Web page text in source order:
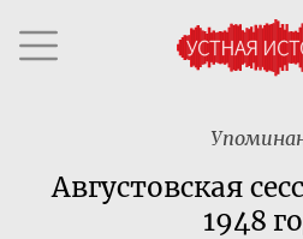
Августовская
1948